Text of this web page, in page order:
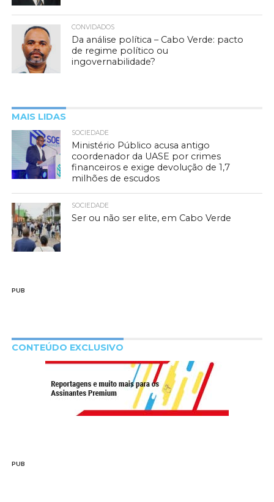
CONVIDADOS
Da análise política – Cabo Verde: pacto
de regime político ou
ingovernabilidade?
MAIS LIDAS
SOCIEDADE
Ministério Público acusa antigo
coordenador da UASE por crimes
financeiros e exige devolução de 1,7
milhões de escudos
SOCIEDADE
Ser ou não ser elite, em Cabo Verde
PUB
CONTEÚDO EXCLUSIVO
PUB